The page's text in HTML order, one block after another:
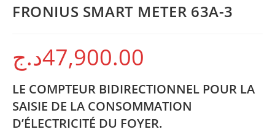
FRONIUS SMART METER 63A-3
47,900.00د.ج
LE COMPTEUR BIDIRECTIONNEL POUR LA
SAISIE DE LA CONSOMMATION
D’ÉLECTRICITÉ DU FOYER.